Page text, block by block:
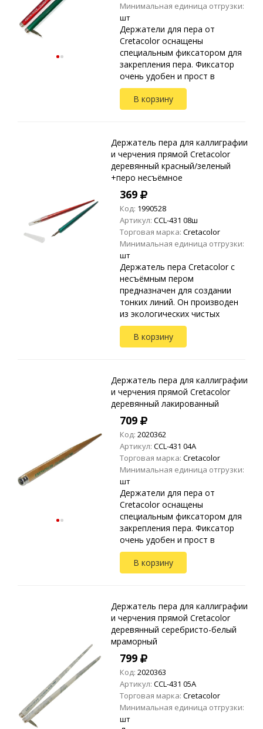
Минимальная единица отгрузки:
шт
Держатели для пера от
Cretacolor оснащены
специальным фиксатором для
закрепления пера. Фиксатор
очень удобен и прост в
использовании: открыть
рычаг, вложить перо и
закрыть рычаг. При этом нет
В корзину
Держатель пера для каллиграфии
и черчения прямой Cretacolor
деревянный красный/зеленый
+перо несъёмное
369
Код: 1990528
Артикул: CCL-431 08ш
Торговая марка: Cretacolor
Минимальная единица отгрузки:
шт
Держатель пера Cretacolor с
несъёмным пером
предназначен для создании
тонких линий. Он производен
из экологических чистых
материалов
В корзину
Держатель пера для каллиграфии
и черчения прямой Cretacolor
деревянный лакированный
709
Код: 2020362
Артикул: CCL-431 04A
Торговая марка: Cretacolor
Минимальная единица отгрузки:
шт
Держатели для пера от
Cretacolor оснащены
специальным фиксатором для
закрепления пера. Фиксатор
очень удобен и прост в
использовании: открыть
рычаг, вложить перо и
закрыть рычаг. При этом нет
В корзину
Держатель пера для каллиграфии
и черчения прямой Cretacolor
деревянный серебристо-белый
мраморный
799
Код: 2020363
Артикул: CCL-431 05A
Торговая марка: Cretacolor
Минимальная единица отгрузки:
шт